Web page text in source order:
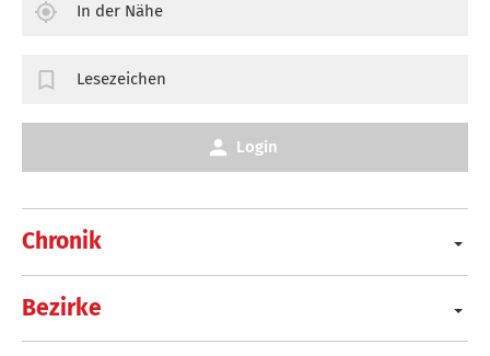
Chronik
Bezirke
In der Nähe
Lesezeichen
Login